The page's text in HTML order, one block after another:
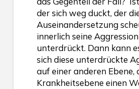
der sich weg duckt, der
Auseinandersetzung
innerlich seine Aggression
unterdrückt. Dann kann
sich diese unterdrückte
auf einer anderen Ebene,
Krankheitsebene einen